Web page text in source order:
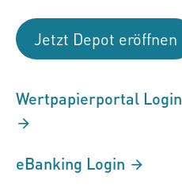
Jetzt Depot eröffnen
Wertpapierportal Login
eBanking Login